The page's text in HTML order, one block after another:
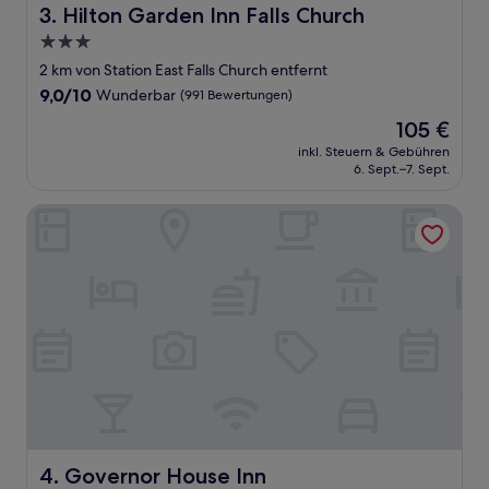
3. Hilton Garden Inn Falls Church
Hilton Garden Inn Falls Church
3.0-
Sterne-
Unterkunft
2 km von Station East Falls Church entfernt
9.0
9,0/10 Wunderbar (991 Bewertungen)
Der
Preis
beträgt
105 €
inkl. Steuern & Gebühren
6. Sept.–7. Sept.
4. Governor House Inn
Governor House Inn